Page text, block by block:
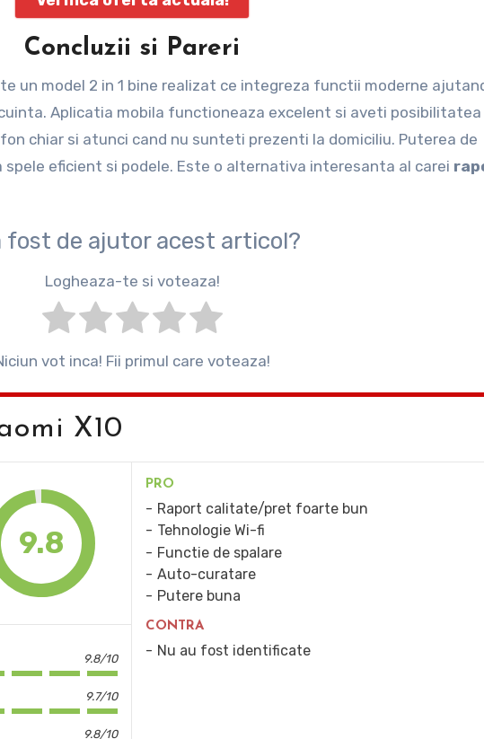
Concluzii si Pareri
un model 2 in 1 bine realizat ce integreza functii moderne
Aplicatia mobila functioneaza excelent si aveti posibilitatea
chiar si atunci cand nu sunteti prezenti la domiciliu. Puterea de
eficient si podele. Este o alternativa interesanta al carei
fost de ajutor acest articol?
Logheaza-te si voteaza!
vot inca! Fii primul care voteaza!
X10
9.8
9.8/10
9.7/10
9.8/10
PRO
Raport calitate/pret foarte bun
Tehnologie Wi-fi
Functie de spalare
Auto-curatare
Putere buna
CONTRA
Nu au fost identificate